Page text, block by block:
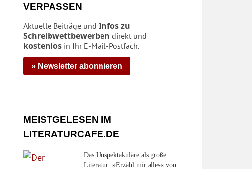
VERPASSEN
Aktuelle Beiträge und Infos zu
Schreibwettbewerben direkt und
kostenlos in Ihr E-Mail-Postfach.
» Newsletter abonnieren
MEISTGELESEN IM
LITERATURCAFE.DE
Das Unspektakuläre als große
Literatur: »Erzähl mir alles« von